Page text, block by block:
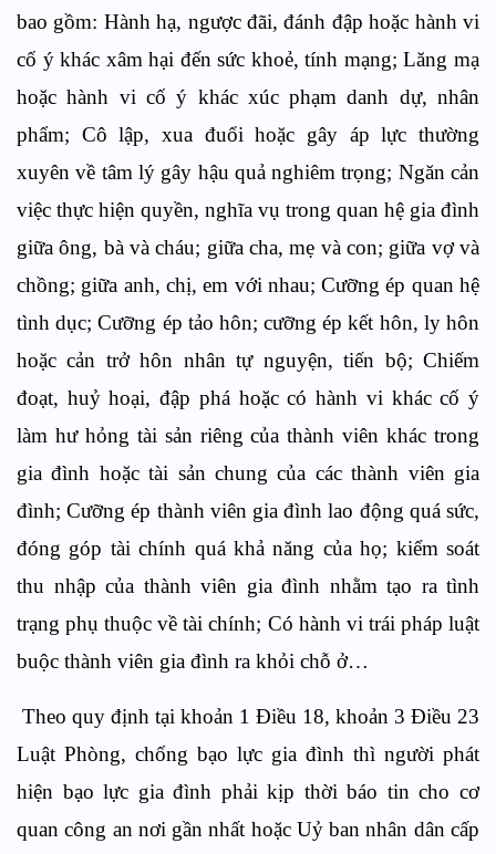
bao gồm: Hành hạ, ngược đãi, đánh đập hoặc hành vi
cố ý khác xâm hại đến sức khoẻ, tính mạng; Lăng mạ
hoặc hành vi cố ý khác xúc phạm danh dự, nhân
phẩm; Cô lập, xua đuổi hoặc gây áp lực thường
xuyên về tâm lý gây hậu quả nghiêm trọng; Ngăn cản
việc thực hiện quyền, nghĩa vụ trong quan hệ gia đình
giữa ông, bà và cháu; giữa cha, mẹ và con; giữa vợ và
chồng; giữa anh, chị, em với nhau; Cưỡng ép quan hệ
tình dục; Cưỡng ép tảo hôn; cưỡng ép kết hôn, ly hôn
hoặc cản trở hôn nhân tự nguyện, tiến bộ; Chiếm
đoạt, huỷ hoại, đập phá hoặc có hành vi khác cố ý
làm hư hỏng tài sản riêng của thành viên khác trong
gia đình hoặc tài sản chung của các thành viên gia
đình; Cưỡng ép thành viên gia đình lao động quá sức,
đóng góp tài chính quá khả năng của họ; kiểm soát
thu nhập của thành viên gia đình nhằm tạo ra tình
trạng phụ thuộc về tài chính; Có hành vi trái pháp luật
buộc thành viên gia đình ra khỏi chỗ ở…
Theo quy định tại khoản 1 Điều 18, khoản 3 Điều 23
Luật Phòng, chống bạo lực gia đình thì người phát
hiện bạo lực gia đình phải kịp thời báo tin cho cơ
quan công an nơi gần nhất hoặc Uỷ ban nhân dân cấp